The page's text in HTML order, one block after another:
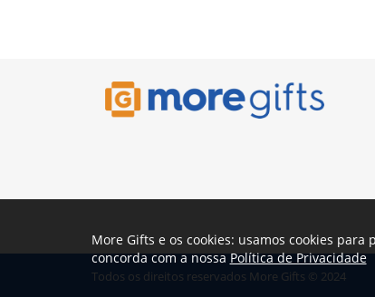
Todos os direitos reservados More Gifts © 2024
More Gifts e os cookies: usamos cookies
concorda com a nossaPolítica de Privacidade